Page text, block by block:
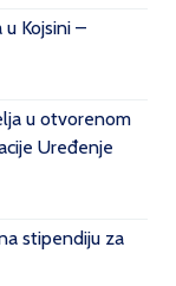
Kojsini –
u otvorenom
Uređenje
stipendiju za